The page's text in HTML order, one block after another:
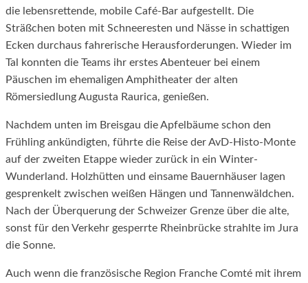
die lebensrettende, mobile Café-Bar aufgestellt. Die
Sträßchen boten mit Schneeresten und Nässe in schattigen
Ecken durchaus fahrerische Herausforderungen. Wieder im
Tal konnten die Teams ihr erstes Abenteuer bei einem
Päuschen im ehemaligen Amphitheater der alten
Römersiedlung Augusta Raurica, genießen.
Nachdem unten im Breisgau die Apfelbäume schon den
Frühling ankündigten, führte die Reise der AvD-Histo-Monte
auf der zweiten Etappe wieder zurück in ein Winter-
Wunderland. Holzhütten und einsame Bauernhäuser lagen
gesprenkelt zwischen weißen Hängen und Tannenwäldchen.
Nach der Überquerung der Schweizer Grenze über die alte,
sonst für den Verkehr gesperrte Rheinbrücke strahlte im Jura
die Sonne.
Auch wenn die französische Region Franche Comté mit ihrem